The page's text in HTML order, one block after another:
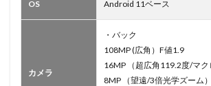
OS Android 11ベース
カメラ
・バック
108MP (広角）F値1.9
16MP （超広角119.2度/マク
8MP （望遠/3倍光学ズーム